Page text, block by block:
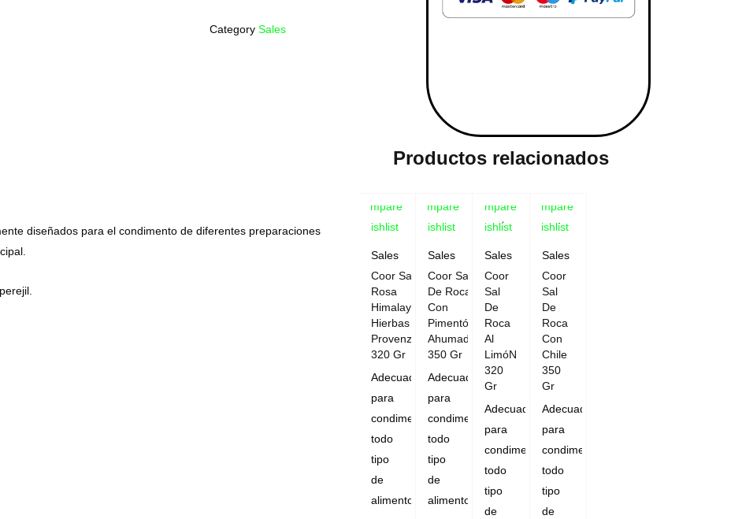
Category Sales
diseñados para el condimento de diferentes preparaciones
Productos relacionados
Compare
Wishlist
Sales
Coor Sal
Rosa
Himalaya
Hierbas
Provenzales
320 Gr
Adecuado
para
condimentar
todo
tipo
de
alimentos.
Compare
Wishlist
Sales
Coor Sal
De Roca
Con
Pimentón
Ahumado
350 Gr
Adecuado
para
condimentar
todo
tipo
de
alimentos.
Compare
Wishlist
Sales
Coor
Sal
De
Roca
Al
LimóN
320
Gr
Adecuado
para
condimentar
todo
tipo
de
Compare
Wishlist
Sales
Coor
Sal
De
Roca
Con
Chile
350
Gr
Adecuado
para
condimentar
todo
tipo
de